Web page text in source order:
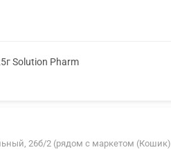
Solution Pharm
26б/2 (рядом с маркетом (Кошик)